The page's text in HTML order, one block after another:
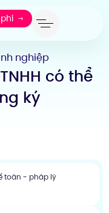
nghiệp
có thể
ký
toán - pháp lý